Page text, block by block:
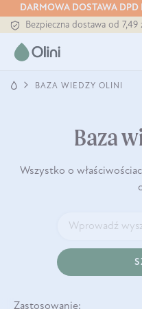
DARMOWA DOSTAWA
Tłoczony zawsze na zimno
Bezpieczna dostawa od 7,49
Tłoczony zawsze na zimno
BAZA WIEDZY OLINI
Baza
Wszystko o
Zastosowanie: